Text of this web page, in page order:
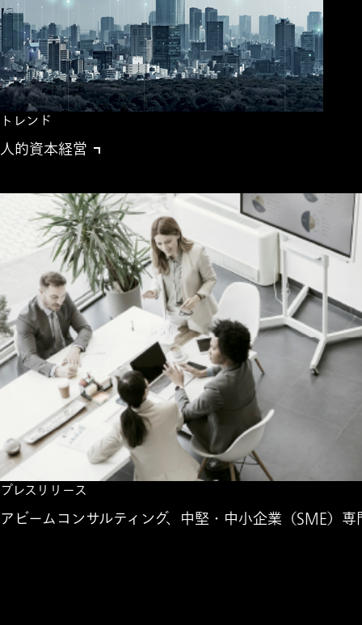
トレンド
人的資本経営
プレスリリース
アビームコンサルティング、中堅・中小企業（SME）